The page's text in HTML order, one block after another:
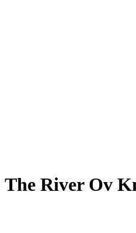
The River Ov